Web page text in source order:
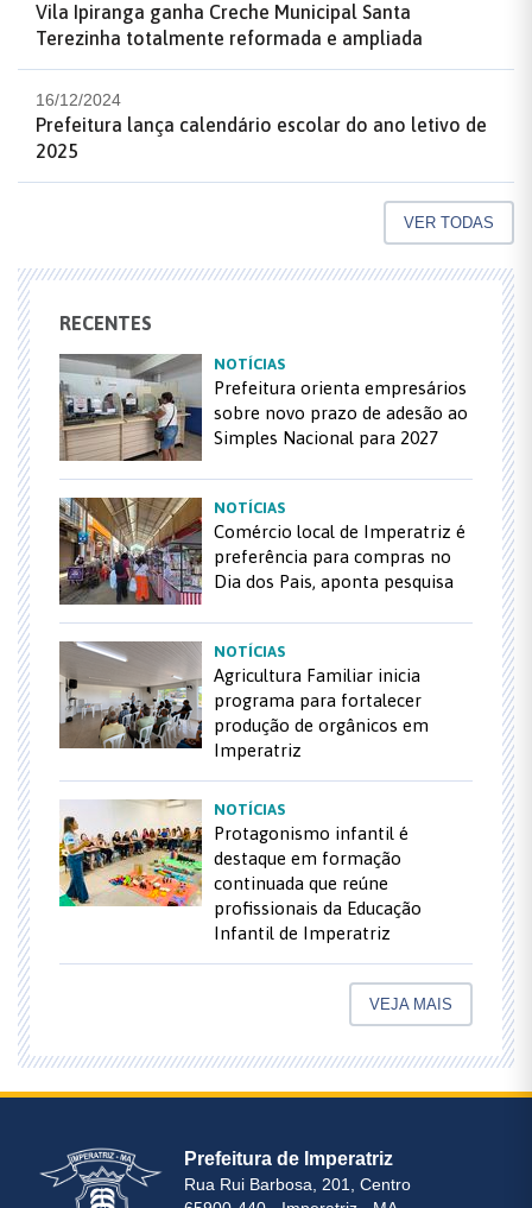
Vila Ipiranga ganha Creche Municipal Santa
Terezinha totalmente reformada e ampliada
16/12/2024
Prefeitura lança calendário escolar do ano letivo de
2025
VER TODAS
RECENTES
NOTÍCIAS
Prefeitura orienta empresários
sobre novo prazo de adesão ao
Simples Nacional para 2027
NOTÍCIAS
Comércio local de Imperatriz é
preferência para compras no
Dia dos Pais, aponta pesquisa
NOTÍCIAS
Agricultura Familiar inicia
programa para fortalecer
produção de orgânicos em
Imperatriz
NOTÍCIAS
Protagonismo infantil é
destaque em formação
continuada que reúne
profissionais da Educação
Infantil de Imperatriz
VEJA MAIS
Prefeitura de Imperatriz
Rua Rui Barbosa, 201, Centro